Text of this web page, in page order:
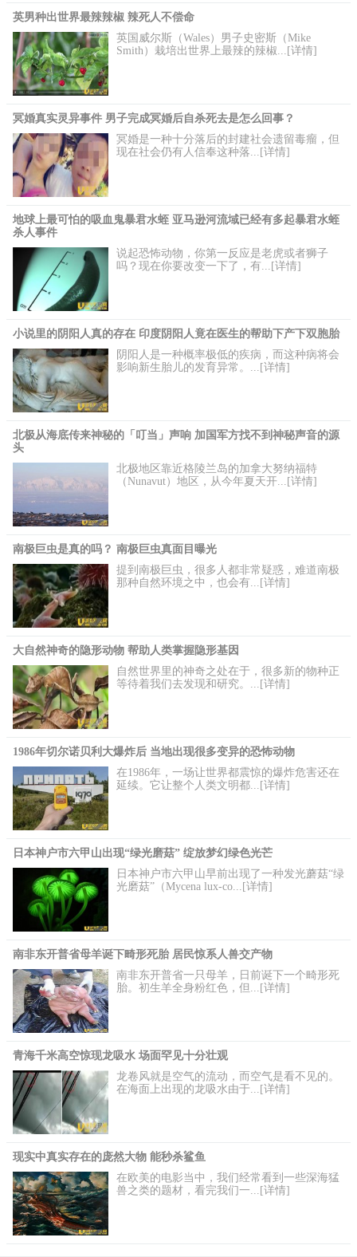
英男种出世界最辣辣椒 辣死人不偿命
英国威尔斯（Wales）男子史密斯（Mike
Smith）栽培出世界上最辣的辣椒...[详情]
冥婚真实灵异事件 男子完成冥婚后自杀死去是怎么回事？
冥婚是一种十分落后的封建社会遗留毒瘤，但
现在社会仍有人信奉这种落...[详情]
地球上最可怕的吸血鬼暴君水蛭 亚马逊河流域已经有多起暴君水蛭
杀人事件
说起恐怖动物，你第一反应是老虎或者狮子
吗？现在你要改变一下了，有...[详情]
小说里的阴阳人真的存在 印度阴阳人竟在医生的帮助下产下双胞胎
阴阳人是一种概率极低的疾病，而这种病将会
影响新生胎儿的发育异常。...[详情]
北极从海底传来神秘的「叮当」声响 加国军方找不到神秘声音的源
头
北极地区靠近格陵兰岛的加拿大努纳福特
（Nunavut）地区，从今年夏天开...[详情]
南极巨虫是真的吗？ 南极巨虫真面目曝光
提到南极巨虫，很多人都非常疑惑，难道南极
那种自然环境之中，也会有...[详情]
大自然神奇的隐形动物 帮助人类掌握隐形基因
自然世界里的神奇之处在于，很多新的物种正
等待着我们去发现和研究。...[详情]
1986年切尔诺贝利大爆炸后 当地出现很多变异的恐怖动物
在1986年，一场让世界都震惊的爆炸危害还在
延续。它让整个人类文明都...[详情]
日本神户市六甲山出现“绿光磨菇” 绽放梦幻绿色光芒
日本神户市六甲山早前出现了一种发光蘑菇“绿
光磨菇”（Mycena lux-co...[详情]
南非东开普省母羊诞下畸形死胎 居民惊系人兽交产物
南非东开普省一只母羊，日前诞下一个畸形死
胎。初生羊全身粉红色，但...[详情]
青海千米高空惊现龙吸水 场面罕见十分壮观
龙卷风就是空气的流动，而空气是看不见的。
在海面上出现的龙吸水由于...[详情]
现实中真实存在的庞然大物 能秒杀鲨鱼
在欧美的电影当中，我们经常看到一些深海猛
兽之类的题材，看完我们一...[详情]